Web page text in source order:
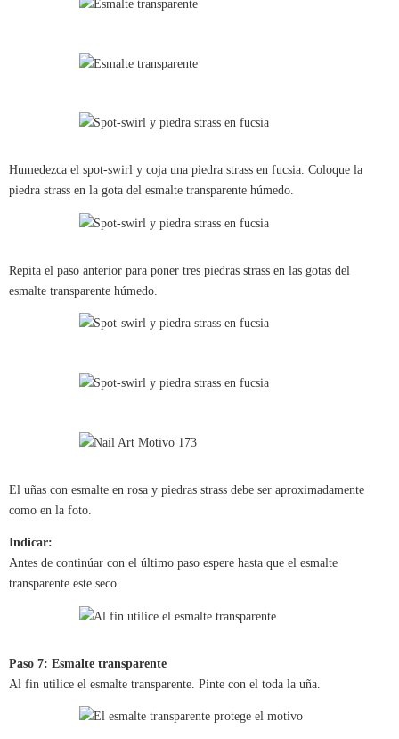
Humedezca el spot-swirl y coja una piedra strass en fucsia. Coloque la
piedra strass en la gota del esmalte transparente húmedo.
Repita el paso anterior para poner tres piedras strass en las gotas del
esmalte transparente húmedo.
El uñas con esmalte en rosa y piedras strass debe ser aproximadamente
como en la foto.
Indicar:
Antes de continúar con el último paso espere hasta que el esmalte
transparente este seco.
Paso 7: Esmalte transparente
Al fin utilice el esmalte transparente. Pinte con el toda la uña.